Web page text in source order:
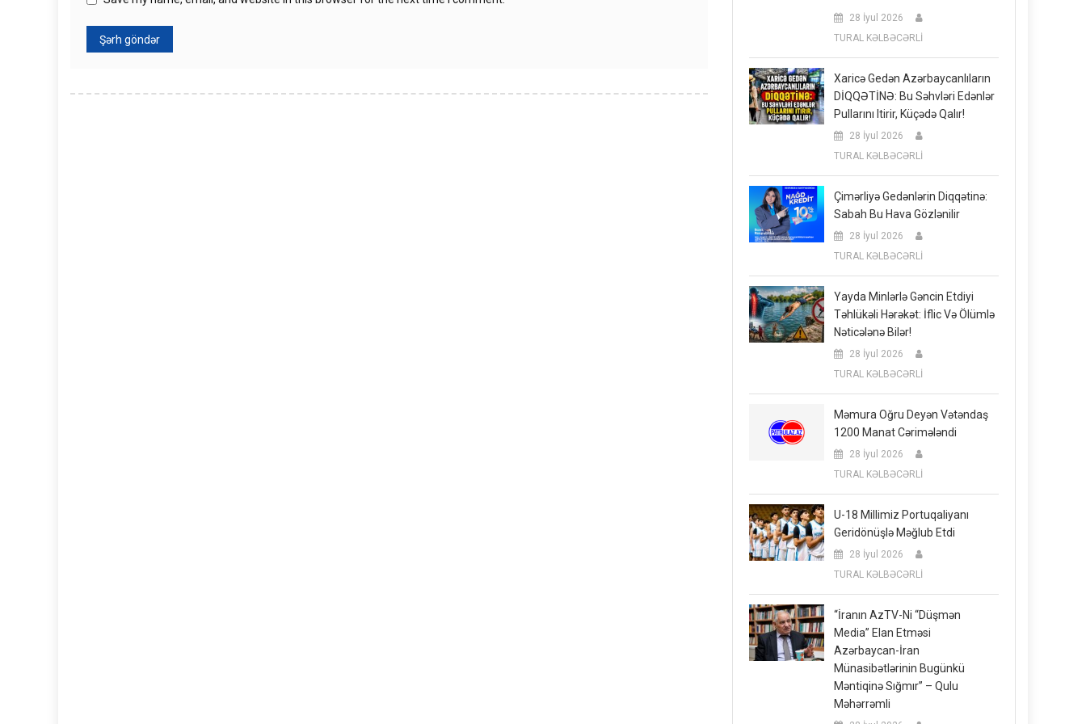
28 İyul 2026
TURAL KƏLBƏCƏRLİ
Xaricə Gedən Azərbaycanlıların
DİQQƏTİNƏ: Bu Səhvləri Edənlər
Pullarını Itirir, Küçədə Qalır!
28 İyul 2026
TURAL KƏLBƏCƏRLİ
Çimərliyə Gedənlərin Diqqətinə:
Sabah Bu Hava Gözlənilir
28 İyul 2026
TURAL KƏLBƏCƏRLİ
Yayda Minlərlə Gəncin Etdiyi
Təhlükəli Hərəkət: İflic Və Ölümlə
Nəticələnə Bilər!
28 İyul 2026
TURAL KƏLBƏCƏRLİ
Məmura Oğru Deyən Vətəndaş
1200 Manat Cərimələndi
28 İyul 2026
TURAL KƏLBƏCƏRLİ
U-18 Millimiz Portuqaliyanı
Geridönüşlə Məğlub Etdi
28 İyul 2026
TURAL KƏLBƏCƏRLİ
“İranın AzTV-Ni “düşmən
Media” Elan Etməsi
Azərbaycan-İran
Münasibətlərinin Bugünkü
Məntiqinə Sığmır” – Qulu
Məhərrəmli